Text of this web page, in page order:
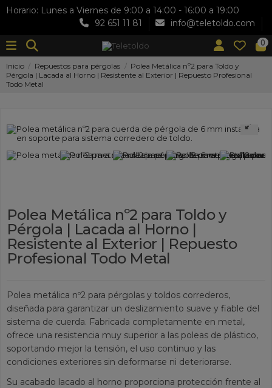
Horario: Lunes a Viernes de 9:00 a 14:00 - 16:00 a 19:00
92 651 11 81
info@teletoldo.com
0
Inicio Repuestos para pérgolas
Polea Metálica nº2 para Toldo y
Pérgola | Lacada al Horno | Resistente al Exterior | Repuesto Profesional
Todo Metal
Polea Metálica nº2 para Toldo y
Pérgola | Lacada al Horno |
Resistente al Exterior | Repuesto
Profesional Todo Metal
Polea metálica nº2 para pérgolas y toldos correderos,
diseñada para garantizar un deslizamiento suave y fiable del
sistema de cuerda. Fabricada completamente en metal,
ofrece una resistencia muy superior a las poleas de plástico,
soportando mejor la tensión, el uso continuo y las
condiciones exteriores sin deformarse ni deteriorarse.
Su acabado lacado al horno proporciona protección frente al